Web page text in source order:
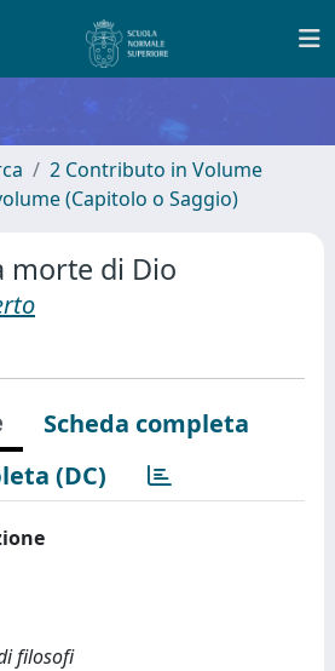
2 Contributo in Volume
(Capitolo o Saggio)
morte di Dio
Scheda completa
(DC)
filosofi